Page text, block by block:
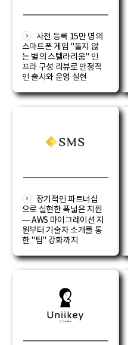
사전 등록 15만 명의
스마트폰 게임 "돌지 않
는 별의 스텔라리움" 인
프라 구성 리뷰로 안정적
인 출시와 운영 실현
장기적인 파트너십
으로 실현한 폭넓은 지원
— AWS 마이그레이션 지
원부터 기술자 소개를 통
한 "팀" 강화까지